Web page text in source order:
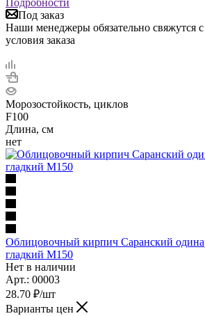
Под заказ
Наши менеджеры обязательно свяжутся
условия заказа
Морозостойкость, циклов
F100
Длина, см
нет
Облицовочный кирпич Саранский
гладкий М150
Нет в наличии
Арт.: 00003
28.70 ₽/шт
Варианты цен